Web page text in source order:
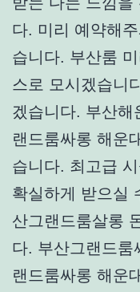
다. 미리 예약해
습니다. 부산룸
스로 모시겠습니
겠습니다. 부산해
랜드룸싸롱 해운
습니다. 최고급
확실하게 받으실
산그랜드룸살롱
다. 부산그랜드룸
랜드룸싸롱 해운